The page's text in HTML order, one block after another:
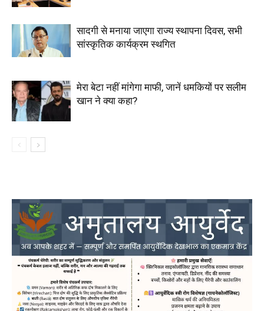
सादगी से मनाया जाएगा राज्य स्थापना दिवस, सभी
सांस्कृतिक कार्यक्रम स्थगित
मेरा बेटा नहीं मांगेगा माफी, जानें धमकियों पर सलीम
खान ने क्या कहा?